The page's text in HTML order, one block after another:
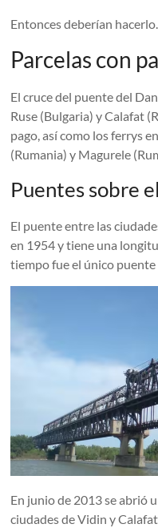
Entonces deberían hacerlo.
Parcelas con
El cruce del puente del
Ruse (Bulgaria) y Calafat
pago, así como los ferrys
(Rumania) y Magurele
Puentes sobre
El puente entre las
en 1954 y tiene una
tiempo fue el único
En junio de 2013 se abrió
ciudades de Vidin y